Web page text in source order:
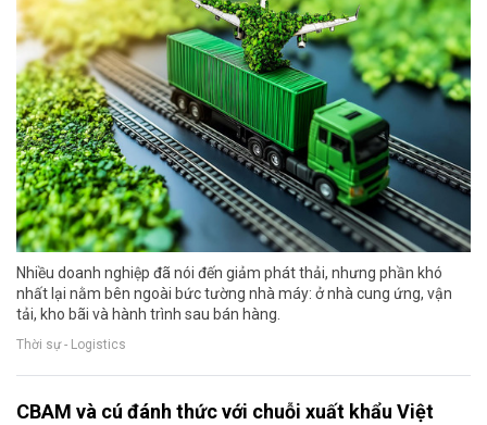
Nhiều doanh nghiệp đã nói đến giảm phát thải, nhưng phần khó
nhất lại nằm bên ngoài bức tường nhà máy: ở nhà cung ứng, vận
tải, kho bãi và hành trình sau bán hàng.
Thời sự - Logistics
CBAM và cú đánh thức với chuỗi xuất khẩu Việt